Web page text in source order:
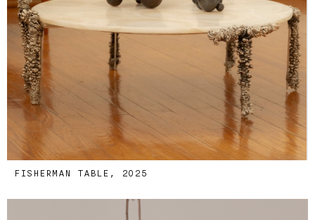
FISHERMAN TABLE, 2025